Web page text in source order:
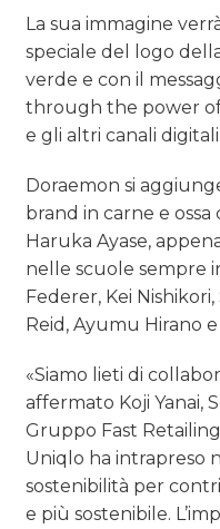
La sua immagine
speciale del logo
verde e con il
through the power of
e gli altri canali
Doraemon si
brand in carne e
Haruka Ayase,
nelle scuole sempre
Federer, Kei
Reid, Ayumu Hirano
«Siamo lieti di
affermato Koji Yanai,
Gruppo Fast
Uniqlo ha intrapreso
sostenibilità per
e più sostenibile.